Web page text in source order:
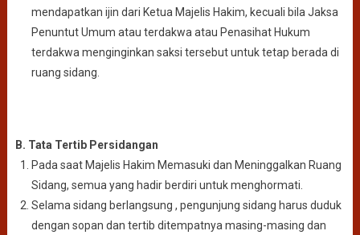
mendapatkan ijin dari Ketua Majelis Hakim, kecuali bila Jaksa
Penuntut Umum atau terdakwa atau Penasihat Hukum
terdakwa menginginkan saksi tersebut untuk tetap berada di
ruang sidang.
B. Tata Tertib Persidangan
Pada saat Majelis Hakim Memasuki dan Meninggalkan Ruang
Sidang, semua yang hadir berdiri untuk menghormati.
Selama sidang berlangsung , pengunjung sidang harus duduk
dengan sopan dan tertib ditempatnya masing-masing dan